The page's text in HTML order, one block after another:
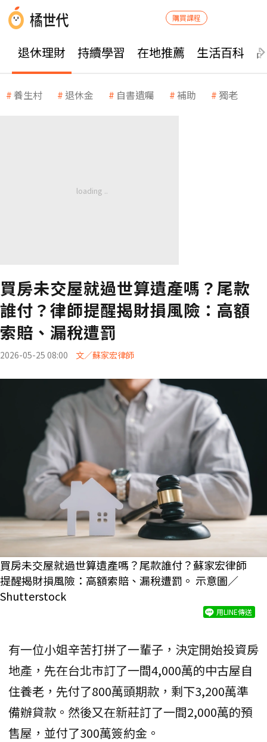
購買課程
退休理財 持續學習 在地推薦 生活百科
養生村 退休金 自書遺囑 補助 獨老
買房未交屋就過世算遺產嗎？尾款
誰付？律師提醒揭財損風險：高額
索賠、漏稅遭罰
2026-05-25 08:00 文／蘇家宏律師
買房未交屋就過世算遺產嗎？尾款誰付？蘇家宏律師
提醒揭財損風險：高額索賠、漏稅遭罰。 示意圖／
Shutterstock
用LINE傳送
有一位小姐辛苦打拼了一輩子，決定開始投資房
地產，先在台北市訂了一間4,000萬的中古屋自
住養老，先付了800萬頭期款，剩下3,200萬準
備辦貸款。然後又在新莊訂了一間2,000萬的預
售屋，並付了300萬簽約金。